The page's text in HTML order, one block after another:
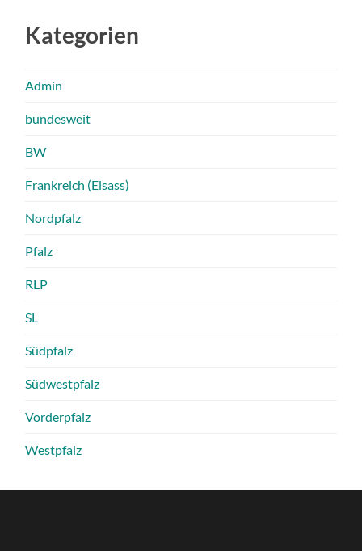
Kategorien
Admin
bundesweit
BW
Frankreich (Elsass)
Nordpfalz
Pfalz
RLP
SL
Südpfalz
Südwestpfalz
Vorderpfalz
Westpfalz